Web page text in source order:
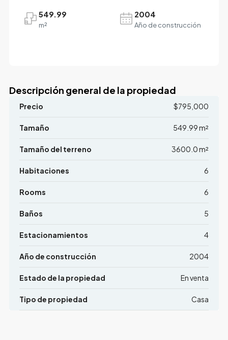
549.99
m²
2004
Año de construcción
Descripción general de la propiedad
Precio $795,000
Tamaño 549.99 m²
Tamaño del terreno 3600.0 m²
Habitaciones 6
Rooms 6
Baños 5
Estacionamientos 4
Año de construcción 2004
Estado de la propiedad En venta
Tipo de propiedad Casa